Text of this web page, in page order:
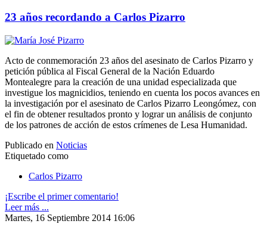
23 años recordando a Carlos Pizarro
Acto de conmemoración 23 años del asesinato de Carlos Pizarro y
petición pública al Fiscal General de la Nación Eduardo
Montealegre para la creación de una unidad especializada que
investigue los magnicidios, teniendo en cuenta los pocos avances en
la investigación por el asesinato de Carlos Pizarro Leongómez, con
el fin de obtener resultados pronto y lograr un análisis de conjunto
de los patrones de acción de estos crímenes de Lesa Humanidad.
Publicado en Noticias
Etiquetado como
Carlos Pizarro
¡Escribe el primer comentario!
Leer más ...
Martes, 16 Septiembre 2014 16:06